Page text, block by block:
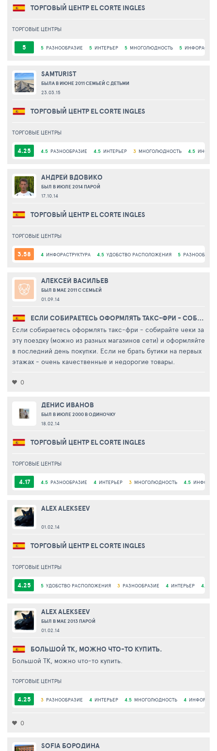
ТОРГОВЫЙ ЦЕНТР EL CORTE INGLES
ТОРГОВЫЕ ЦЕНТРЫ
5 5 РАЗНООБРАЗИЕ 5 ИНТЕРЬЕР 5 МНОГОЛЮДНОСТЬ 5
SAMTURIST
БЫЛА В ИЮНЕ 2011 СЕМЬЕЙ С ДЕТЬМИ
23.03.15
ТОРГОВЫЙ ЦЕНТР EL CORTE INGLES
ТОРГОВЫЕ ЦЕНТРЫ
4.25 4.5 РАЗНООБРАЗИЕ 4.5 ИНТЕРЬЕР 3 МНОГОЛЮДНОСТЬ 4.5
АНДРЕЙ ВДОВИКО
БЫЛ В ИЮЛЕ 2014 ПАРОЙ
17.10.14
ТОРГОВЫЙ ЦЕНТР EL CORTE INGLES
ТОРГОВЫЕ ЦЕНТРЫ
3.58 4 ИНФОРАСТРУКТУРА 4.5 УДОБСТВО РАСПОЛОЖЕНИЯ 5
АЛЕКСЕЙ ВАСИЛЬЕВ
БЫЛ В МАЕ 2011 С СЕМЬЕЙ
01.09.14
ЕСЛИ СОБИРАЕТЕСЬ ОФОРМЛЯТЬ ТАКС-ФРИ - СОБИРАЙТЕ ЧЕКИ ЗА ...
Если собираетесь оформлять такс-фри - собирайте чеки за
эту поездку (можно из разных магазинов сети) и оформляйте
в последний день покупки. Если не брать бутики на первых
этажах - очень качественные и недорогие товары.
0
ДЕНИС ИВАНОВ
БЫЛ В ИЮЛЕ 2000 В ОДИНОЧКУ
18.02.14
ТОРГОВЫЙ ЦЕНТР EL CORTE INGLES
ТОРГОВЫЕ ЦЕНТРЫ
4.17 4.5 РАЗНООБРАЗИЕ 4 ИНТЕРЬЕР 3 МНОГОЛЮДНОСТЬ 4.5
ALEX ALEKSEEV
01.02.14
ТОРГОВЫЙ ЦЕНТР EL CORTE INGLES
ТОРГОВЫЕ ЦЕНТРЫ
4.25 5 УДОБСТВО РАСПОЛОЖЕНИЯ 3 РАЗНООБРАЗИЕ 4 ИНТЕРЬЕР 4.5
ALEX ALEKSEEV
БЫЛ В МАЕ 2013 ПАРОЙ
01.02.14
БОЛЬШОЙ ТК, МОЖНО ЧТО-ТО КУПИТЬ.
Большой ТК, можно что-то купить.
ТОРГОВЫЕ ЦЕНТРЫ
4.25 3 РАЗНООБРАЗИЕ 4 ИНТЕРЬЕР 4.5 МНОГОЛЮДНОСТЬ 4
0
SOFIA БОРОДИНА